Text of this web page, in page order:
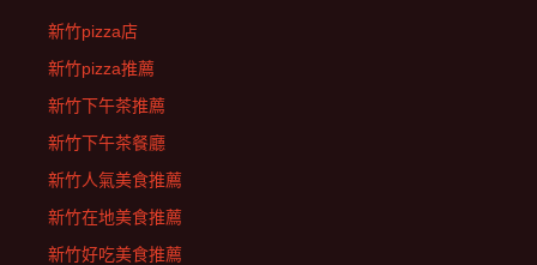
新竹pizza店
新竹pizza推薦
新竹下午茶推薦
新竹下午茶餐廳
新竹人氣美食推薦
新竹在地美食推薦
新竹好吃美食推薦